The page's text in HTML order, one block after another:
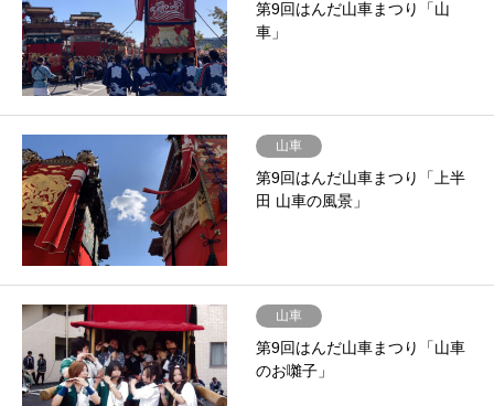
第9回はんだ山車まつり「山
車」
山車
第9回はんだ山車まつり「上半
田 山車の風景」
山車
第9回はんだ山車まつり「山車
のお囃子」